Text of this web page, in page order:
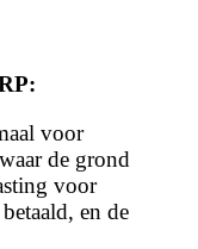
voor
de grond
voor
en de